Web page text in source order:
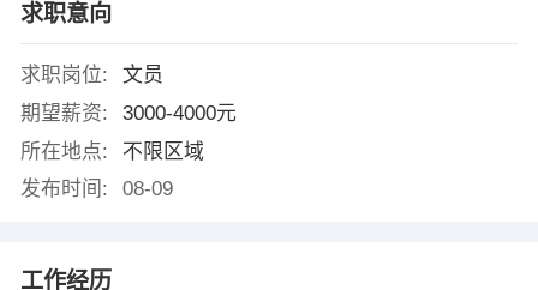
求职意向
求职岗位:
文员
期望薪资:
3000-4000元
所在地点:
不限区域
发布时间:
08-09
工作经历